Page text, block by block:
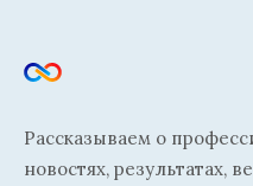
Рассказываем о
новостях, результатах,